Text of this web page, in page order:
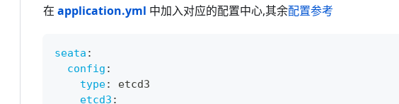
在 application.yml 中加入对应的配置中心,其余配置参考
seata :
config :
type:
etcd3
etcd3 :